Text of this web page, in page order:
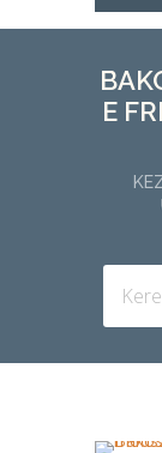
E